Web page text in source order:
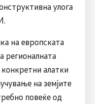
улога
на европската
регионалната
алатки
на земјите
повеќе од